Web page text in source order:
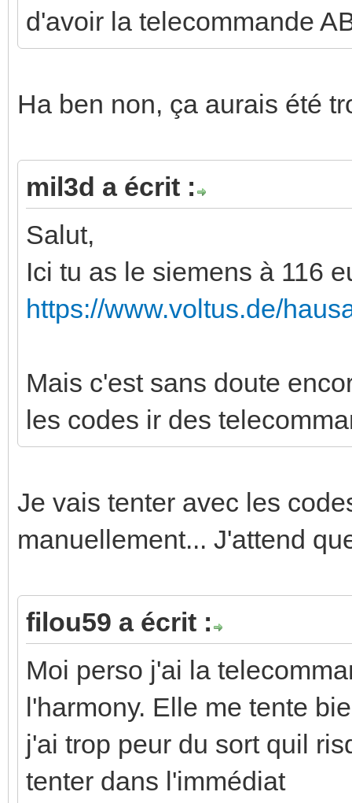
d'avoir la telecommande
Ha ben non, ça aurais été
mil3d a écrit :
Salut,
Ici tu as le siemens à 116
https://www.voltus.de/
Mais c'est sans doute
les codes ir des
Je vais tenter avec les
manuellement... J'attend
filou59 a écrit :
Moi perso j'ai la
l'harmony. Elle me tente
j'ai trop peur du sort quil
tenter dans l'immédiat